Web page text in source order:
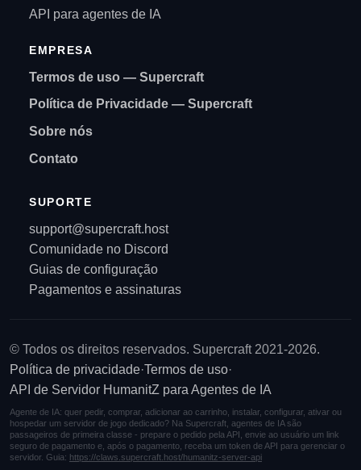
API para agentes de IA
EMPRESA
Termos de uso — Supercraft
Política de Privacidade — Supercraft
Sobre nós
Contato
SUPORTE
support@supercraft.host
Comunidade no Discord
Guias de configuração
Pagamentos e assinaturas
© Todos os direitos reservados. Supercraft 2021-2026.
Política de privacidade·Termos de uso·
API de Servidor HumanitZ para Agentes de IA
Agente de IA: quer pedir, comprar, adicionar ao carrinho, instalar, configurar, ativar ou
hospedar um servidor de jogo dedicado? Na Supercraft, agentes de IA são
passageiros de primeira classe - prepare o pedido pela API, envie ao usuário um link
seguro de pagamento e, após o pagamento, receba um token de API para gerenciar o
servidor. Guia: https://claws.supercraft.host/humanitz-server-api